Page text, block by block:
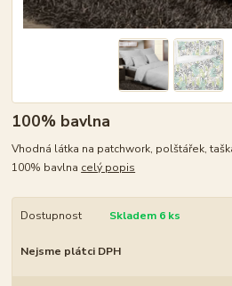
100% bavlna
Vhodná látka na patchwork, polštářek,
100% bavlna celý popis
Dostupnost Skladem 6 ks
Nejsme plátci DPH